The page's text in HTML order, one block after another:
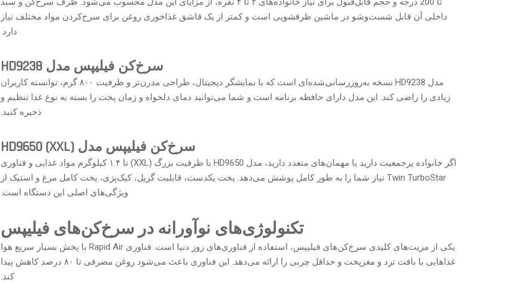
داخلی آن قابل شست‌وشو در ماشین ظرفشویی است و کمتر از یک قاشق غذاخوری روغن برای سرخ‌کردن مواد مختلف نیاز
دارد.
سرخ‌کن فیلیپس مدل HD9238
مدل HD9238 نسخه به‌روزرسانی‌شده‌ای است که با نمایشگر دیجیتال، طراحی مدرن‌تر و ظرفیت ۸۰۰ گرم، توانسته کاربران
زیادی را راضی کند. این مدل دارای حافظه برنامه است و شما می‌توانید دمای دلخواه و زمان پخت را بسته به نوع غذا تنظیم و
ذخیره کنید.
سرخ‌کن فیلیپس مدل HD9650 (XXL)
اگر خانواده پرجمعیت دارید یا مهمان‌های متعدد دارید، مدل HD9650 با ظرفیت بزرگ (XXL) تا ۱.۴ کیلوگرم مواد غذایی و فناوری
Twin TurboStar نیاز شما را به طور کامل پوشش می‌دهد. پخت یکدست، قابلیت گریل، کیک‌پزی، پخت کامل مرغ و استیک از
ویژگی‌های اصلی این دستگاه است.
تکنولوژی‌های نوآورانه در سرخ‌کن‌های فیلیپس
یکی از مزیت‌های کلیدی سرخ‌کن‌های فیلیپس، استفاده از فناوری‌های روز دنیا است. فناوری Rapid Air با پخش بسیار سریع هوا
غذاهایی با بافت ترد و مغزپخت و حداقل چربی را ارائه می‌دهد. این فناوری باعث می‌شود روغن مصرفی تا ۸۰ درصد کاهش پیدا
کند.